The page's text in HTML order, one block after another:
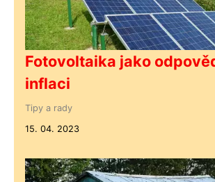
Fotovoltaika jako
inflaci
Tipy a rady
15. 04. 2023